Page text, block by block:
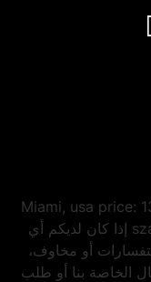
Miami, usa price:
száma: 3 bathrooms: 3 location & map إذا كان لديكم أي
أو مخاوف،
الخاصة بنا أو طلب